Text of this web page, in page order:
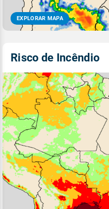
EXPLORAR MAPA
Risco de Incêndio